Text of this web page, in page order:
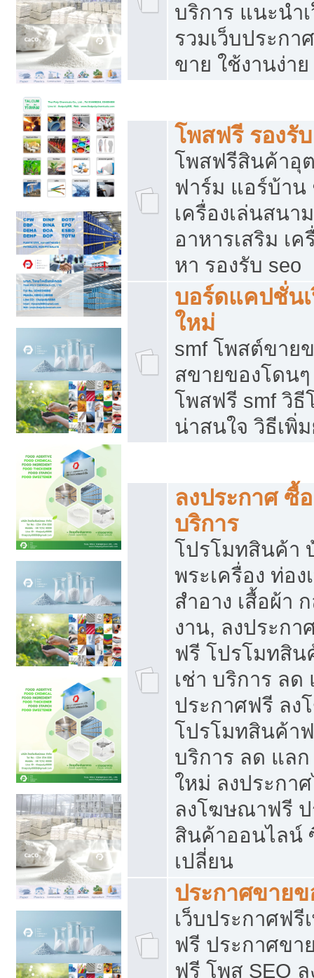
บริการ แนะนำ
รวมเว็บประกา
ขาย ใช้งานง่าย
โพสฟรี รองรั
โพสฟรีสินค้าอุ
ฟาร์ม แอร์บ้าน
เครื่องเล่นสนา
อาหารเสริม เ
หา รองรับ seo
บอร์ดแคปชั่น
ใหม่
smf โพสต์ขาย
สขายของโดน
โพสฟรี smf วิธี
น่าสนใจ วิธีเพิ่
ลงประกาศ ซื้
บริการ
โปรโมทสินค้า
พระเครื่อง ท่อง
สำอาง เสื้อผ้า
งาน, ลงประก
ฟรี โปรโมทสิ
เช่า บริการ ลด
ประกาศฟรี ล
โปรโมทสินค้า
บริการ ลด แล
ใหม่ ลงประกา
ลงโฆษณาฟรี
สินค้าออนไลน์
เปลี่ยน
ประกาศขายข
เว็บประกาศฟรี
ฟรี ประกาศขา
ฟรี โพส SEO